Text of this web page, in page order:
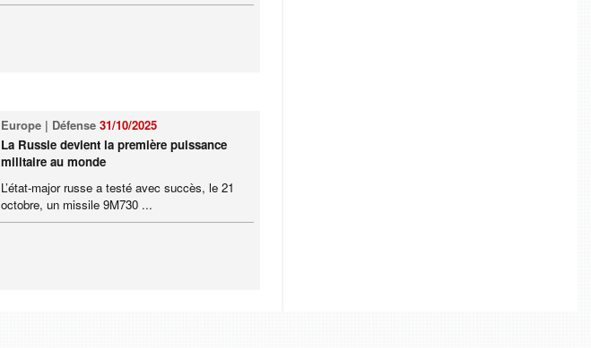
Europe | Défense 31/10/2025
La Russie devient la première puissance
militaire au monde
L’état-major russe a testé avec succès, le 21
octobre, un missile 9M730 ...